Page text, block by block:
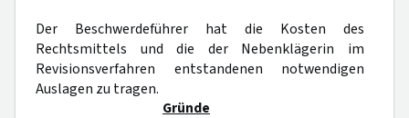
Der Beschwerdeführer hat die Kosten des
Rechtsmittels und die der Nebenklägerin im
Revisionsverfahren entstandenen notwendigen
Auslagen zu tragen.
Gründe